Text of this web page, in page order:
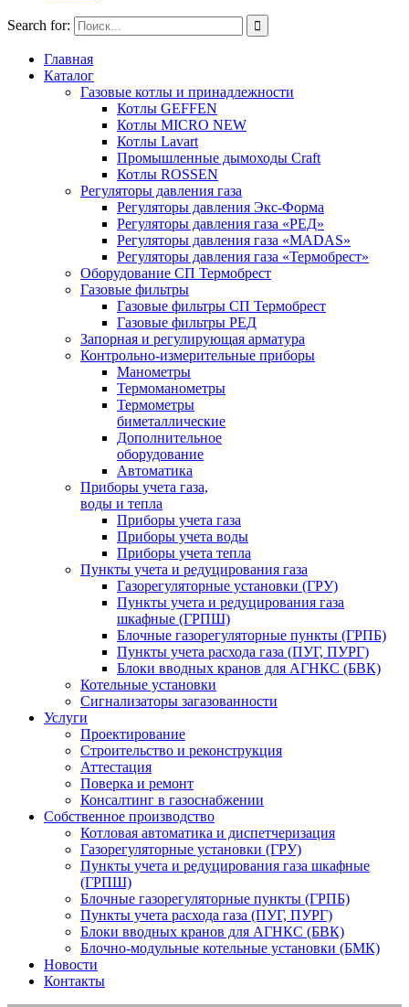
Search for:
Главная
Каталог
Газовые котлы и принадлежности
Котлы GEFFEN
Котлы MICRO NEW
Котлы Lavart
Промышленные дымоходы Craft
Котлы ROSSEN
Регуляторы давления газа
Регуляторы давления Экс-Форма
Регуляторы давления газа «РЕД»
Регуляторы давления газа «MADAS»
Регуляторы давления газа «Термобрест»
Оборудование СП Термобрест
Газовые фильтры
Газовые фильтры СП Термобрест
Газовые фильтры РЕД
Запорная и регулирующая арматура
Контрольно-измерительные приборы
Манометры
Термоманометры
Термометры
биметаллические
Дополнительное
оборудование
Автоматика
Приборы учета газа,
воды и тепла
Приборы учета газа
Приборы учета воды
Приборы учета тепла
Пункты учета и редуцирования газа
Газорегуляторные установки (ГРУ)
Пункты учета и редуцирования газа
шкафные (ГРПШ)
Блочные газорегуляторные пункты (ГРПБ)
Пункты учета расхода газа (ПУГ, ПУРГ)
Блоки вводных кранов для АГНКС (БВК)
Котельные установки
Сигнализаторы загазованности
Услуги
Проектирование
Строительство и реконструкция
Аттестация
Поверка и ремонт
Консалтинг в газоснабжении
Собственное производство
Котловая автоматика и диспетчеризация
Газорегуляторные установки (ГРУ)
Пункты учета и редуцирования газа шкафные
(ГРПШ)
Блочные газорегуляторные пункты (ГРПБ)
Пункты учета расхода газа (ПУГ, ПУРГ)
Блоки вводных кранов для АГНКС (БВК)
Блочно-модульные котельные установки (БМК)
Новости
Контакты